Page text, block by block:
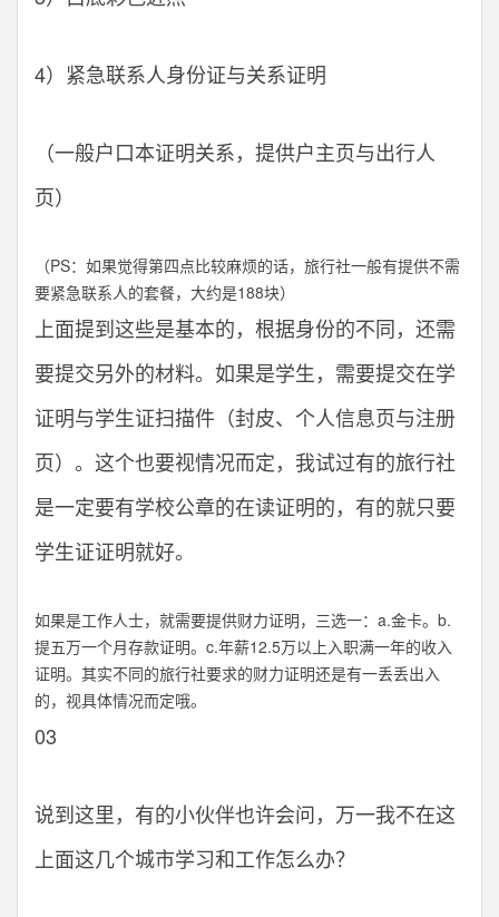
4）紧急联系人身份证与关系证明
（一般户口本证明关系，提供户主页与出行人
页）
（PS：如果觉得第四点比较麻烦的话，旅行社一般有提供不需
要紧急联系人的套餐，大约是188块）
上面提到这些是基本的，根据身份的不同，还需
要提交另外的材料。如果是学生，需要提交在学
证明与学生证扫描件（封皮、个人信息页与注册
页）。这个也要视情况而定，我试过有的旅行社
是一定要有学校公章的在读证明的，有的就只要
学生证证明就好。
如果是工作人士，就需要提供财力证明，三选一：a.金卡。b.
提五万一个月存款证明。c.年薪12.5万以上入职满一年的收入
证明。其实不同的旅行社要求的财力证明还是有一丢丢出入
的，视具体情况而定哦。
03
说到这里，有的小伙伴也许会问，万一我不在这
上面这几个城市学习和工作怎么办？